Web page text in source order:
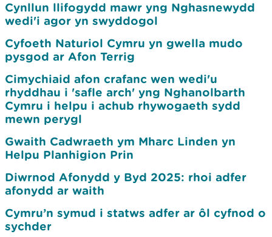
Cynllun llifogydd mawr yng Nghasnewydd
wedi'i agor yn swyddogol
Cyfoeth Naturiol Cymru yn gwella mudo
pysgod ar Afon Terrig
Cimychiaid afon crafanc wen wedi'u
rhyddhau i 'safle arch' yng Nghanolbarth
Cymru i helpu i achub rhywogaeth sydd
mewn perygl
Gwaith Cadwraeth ym Mharc Linden yn
Helpu Planhigion Prin
Diwrnod Afonydd y Byd 2025: rhoi adfer
afonydd ar waith
Cymru’n symud i statws adfer ar ôl cyfnod o
sychder